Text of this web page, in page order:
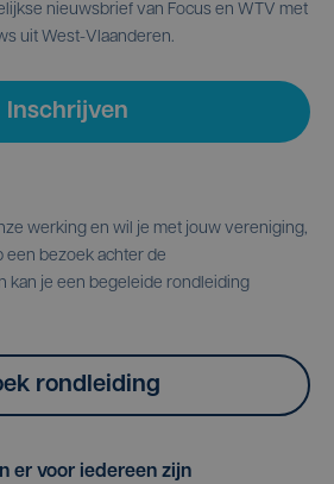
nieuwsbrief van Focus en WTV met
uit West-Vlaanderen.
Inschrijven
werking en wil je met jouw vereniging,
bezoek achter de
kan je een begeleide rondleiding
rondleiding
er voor iedereen zijn